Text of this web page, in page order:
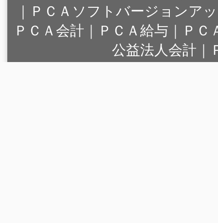
｜
ＰＣＡソフトバージョンア
ＰＣＡ会計｜ＰＣＡ給与｜Ｐ
公益法人会計｜